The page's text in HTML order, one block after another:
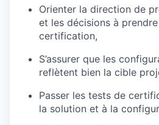
Orienter la direction de
et les décisions à
certification,
S’assurer que les
reflètent bien la cible
Passer les tests de
la solution et à la